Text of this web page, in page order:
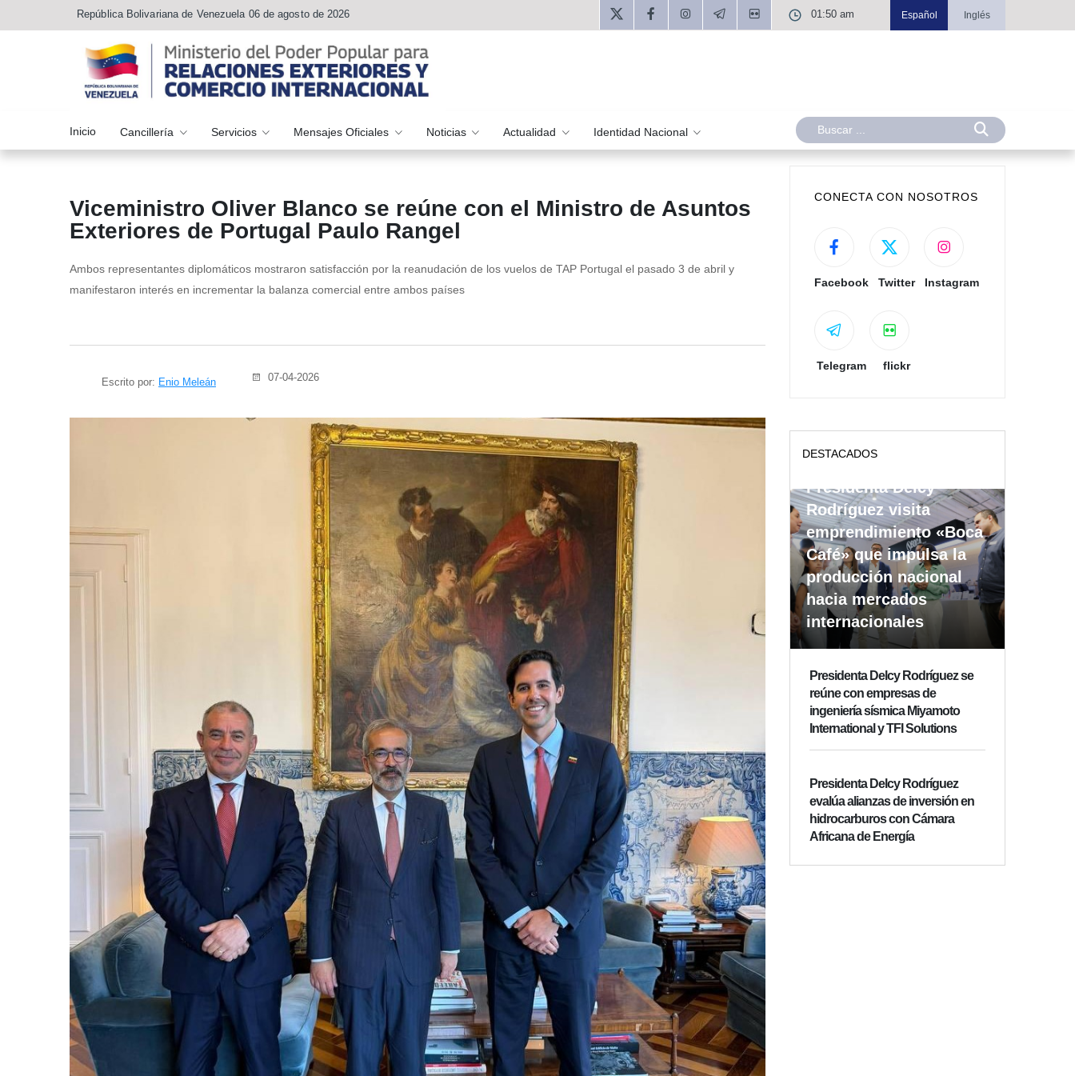
República Bolivariana de Venezuela 06 de agosto de 2026 01:50 am Español Inglés
Inicio Cancillería Servicios Mensajes Oficiales Noticias Actualidad Identidad Nacional
Viceministro Oliver Blanco se reúne con el Ministro de Asuntos
Exteriores de Portugal Paulo Rangel
Ambos representantes diplomáticos mostraron satisfacción por la reanudación de los vuelos de TAP Portugal el pasado 3 de abril y
manifestaron interés en incrementar la balanza comercial entre ambos países
Escrito por: Enio Meleán 07-04-2026
CONECTA CON NOSOTROS
Facebook Twitter Instagram
Telegram flickr
DESTACADOS
Presidenta Delcy
Rodríguez visita
emprendimiento «Boca
Café» que impulsa la
producción nacional
hacia mercados
internacionales
Presidenta Delcy Rodríguez se
reúne con empresas de
ingeniería sísmica Miyamoto
International y TFI Solutions
Presidenta Delcy Rodríguez
evalúa alianzas de inversión en
hidrocarburos con Cámara
Africana de Energía